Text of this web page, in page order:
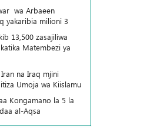
wa Arbaeen
yakaribia milioni 3
13,500 zasajiliwa
Matembezi ya
na Iraq mjini
Umoja wa Kiislamu
Kongamano la 5 la
al-Aqsa